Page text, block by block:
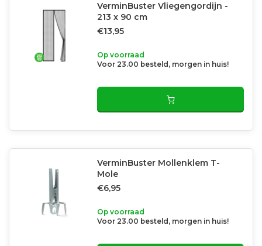
VerminBuster Vliegengordijn -
213 x 90 cm
€13,95
Op voorraad
Voor 23.00 besteld, morgen in huis!
VerminBuster Mollenklem T-
Mole
€6,95
Op voorraad
Voor 23.00 besteld, morgen in huis!